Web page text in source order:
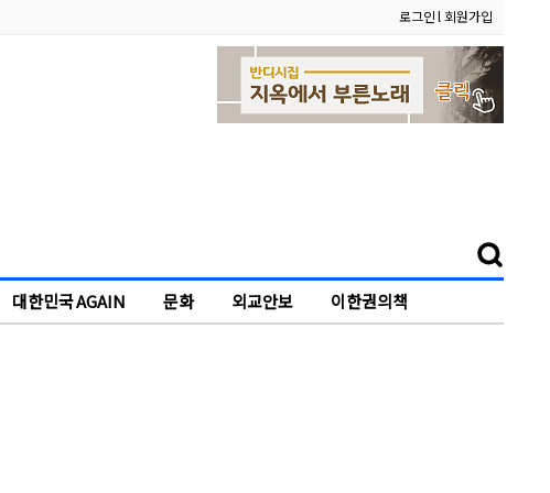
로그인l 회원가입
대한민국 AGAIN 문화 외교안보
이한권의책